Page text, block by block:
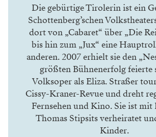
Die gebürtige Tirolerin ist ein
Schottenberg’schen
dort von „Cabaret“ über „Die
bis hin zum „Jux“ eine
anderen. 2007 erhielt sie den
größten Bühnenerfolg feierte
Volksoper als Eliza. Straßer
Cissy-Kraner-Revue und dreht
Fernsehen und Kino. Sie ist mit
Thomas Stipsits verheiratet
Kinder.